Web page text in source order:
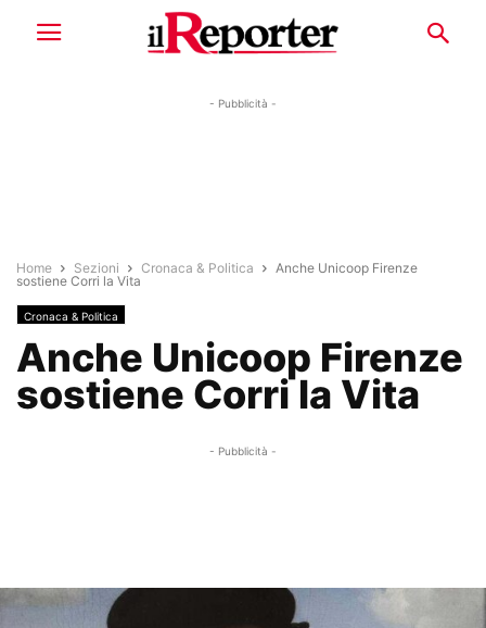
- Pubblicità -
Home Sezioni Cronaca & Politica
Anche Unicoop Firenze
sostiene Corri la Vita
Cronaca & Politica
Anche Unicoop Firenze
sostiene Corri la Vita
- Pubblicità -